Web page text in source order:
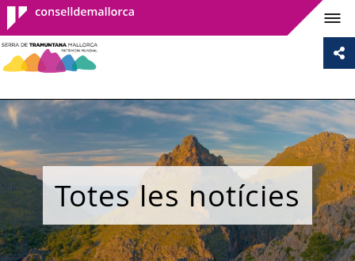
Consell de
Mallorca
Totes les notícies